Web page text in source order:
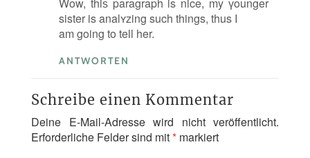
sister is analʏzing such things, thus I
am going to tell her.
ANTWORTEN
Schreibe einen Kommentar
Deine E-Mail-Adresse wird nicht veröffentlicht.
Erforderliche Felder sind mit* markiert